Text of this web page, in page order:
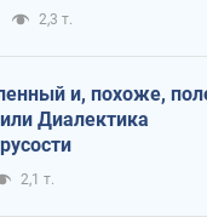
2,3 т.
и, похоже,
Диалектика
2,1 т.